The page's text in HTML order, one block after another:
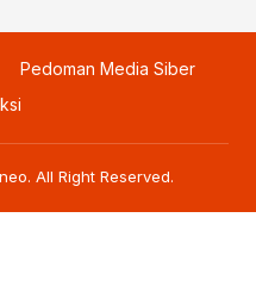
Pedoman Media Siber
. All Right Reserved.